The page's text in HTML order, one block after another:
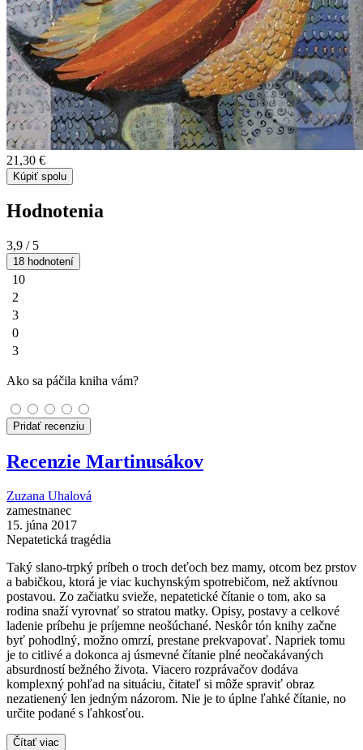
21,30 €
Kúpiť spolu
Hodnotenia
3,9 / 5
18 hodnotení
10
2
3
0
3
Ako sa páčila kniha vám?
Pridať recenziu
Recenzie Martinusákov
Zuzana Uhalová
zamestnanec
15. júna 2017
Nepatetická tragédia
Taký slano-trpký príbeh o troch deťoch bez mamy, otcom bez prstov
a babičkou, ktorá je viac kuchynským spotrebičom, než aktívnou
postavou. Zo začiatku svieže, nepatetické čítanie o tom, ako sa
rodina snaží vyrovnať so stratou matky. Opisy, postavy a celkové
ladenie príbehu je príjemne neošúchané. Neskôr tón knihy začne
byť pohodlný, možno omrzí, prestane prekvapovať. Napriek tomu
je to citlivé a dokonca aj úsmevné čítanie plné neočakávaných
absurdností bežného života. Viacero rozprávačov dodáva
komplexný pohľad na situáciu, čitateľ si môže spraviť obraz
nezatienený len jedným názorom. Nie je to úplne ľahké čítanie, no
určite podané s ľahkosťou.
Čítať viac